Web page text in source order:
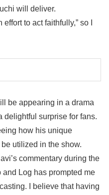
will deliver.
to act faithfully,” so I
be appearing in a drama
delightful surprise for fans.
how his unique
utilized in the show.
commentary during the
Log has prompted me
I believe that having